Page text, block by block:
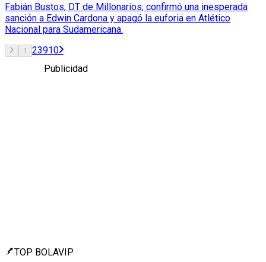
Fabián Bustos, DT de Millonarios, confirmó una inesperada
sanción a Edwin Cardona y apagó la euforia en Atlético
Nacional para Sudamericana.
1 23910
Publicidad
TOP BOLAVIP